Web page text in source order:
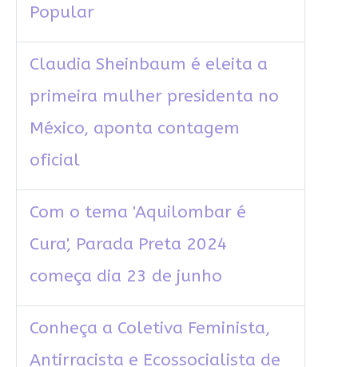
Popular
Claudia Sheinbaum é eleita a
primeira mulher presidenta no
México, aponta contagem
oficial
Com o tema 'Aquilombar é
Cura', Parada Preta 2024
começa dia 23 de junho
Conheça a Coletiva Feminista,
Antirracista e Ecossocialista de